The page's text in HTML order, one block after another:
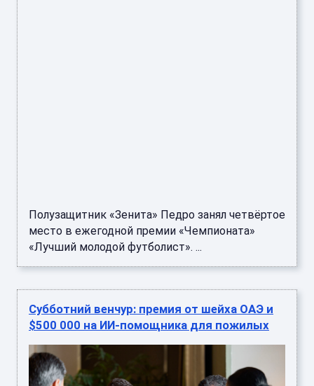
Полузащитник «Зенита» Педро занял четвёртое
место в ежегодной премии «Чемпионата»
«Лучший молодой футболист». ...
Субботний венчур: премия от шейха ОАЭ и
$500 000 на ИИ-помощника для пожилых